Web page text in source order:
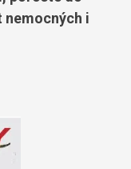
nemocných i